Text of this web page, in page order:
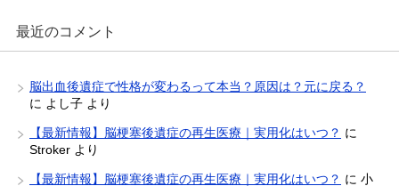
最近のコメント
脳出血後遺症で性格が変わるって本当？原因は？元に戻る？
に よし子 より
【最新情報】脳梗塞後遺症の再生医療｜実用化はいつ？ に
Stroker より
【最新情報】脳梗塞後遺症の再生医療｜実用化はいつ？ に 小